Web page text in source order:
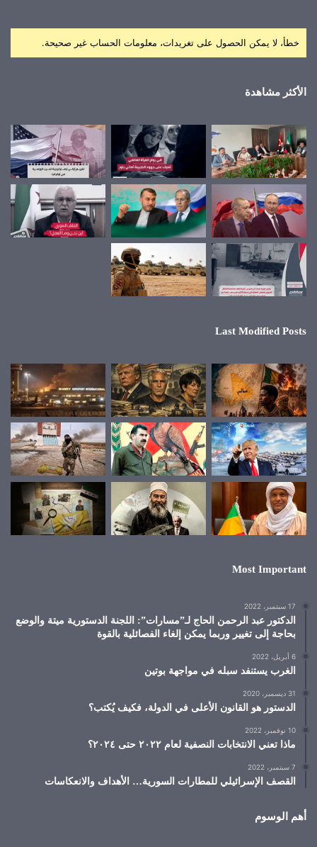
خطأ، لا يمكن الحصول على تغريدات، معلومات الحساب غير صحيحة.
الأكثر مشاهدة
Last Modified Posts
Most Important
17 سبتمبر، 2022
الدكتور عبد الرحمن الحاج لـ”مسارات”: اللجنة الدستورية ميتة والوضع
بحاجة إلى تغيير وربما يمكن إلغاء الفصائلية بالقوة
6 أبريل، 2022
الغرب يستنفد سبله في مواجهة بوتين
31 ديسمبر، 2020
الدستور هو القانون الأعلى في الدولة، فكيف يُكتب؟
10 نوفمبر، 2022
ماذا تعني الانتخابات النصفية لعام ٢٠٢٢ حتى ٢٠٢٤؟
7 سبتمبر، 2022
القصف الإسرائيلي للمطارات السورية… الأهداف والانعكاسات
أهم الوسوم